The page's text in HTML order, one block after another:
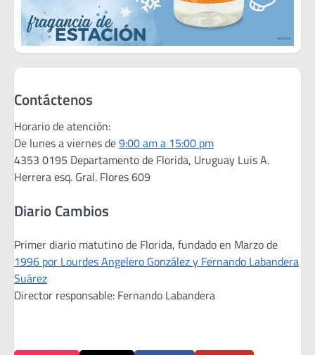
Contáctenos
Horario de atención:
De lunes a viernes de9:00 am a 15:00 pm
4353 0195 Departamento de Florida, Uruguay Luis A.
Herrera esq. Gral. Flores 609
Diario Cambios
Primer diario matutino de Florida, fundado en Marzo de
1996 por Lourdes Angelero González y Fernando Labandera
Suárez
Director responsable: Fernando Labandera